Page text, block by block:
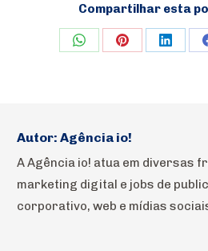
Compartilhar esta
Share Share Share
Autor: Agência io!
A Agência io! atua em diversas
marketing digital e jobs de
corporativo, web e mídias